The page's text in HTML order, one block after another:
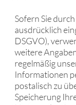
Sofern Sie
ausdrücklich
DSGVO),
weitere
regelmäßig
Informationen
postalisch zu
Speicherung